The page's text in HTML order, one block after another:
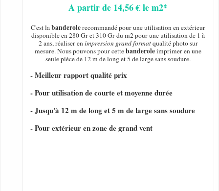
A partir de 14,56 € le m2*
C'est labanderolerecommandé pour une utilisation en extérieur
disponible en 280 Gr et 310 Gr du m2 pour une utilisation de 1 à
2 ans, réaliser enimpression grand formatqualité photo sur
mesure. Nous pouvons pour cettebanderoleimprimer en une
seule pièce de 12 m de long et 5 de large sans soudure.
- Meilleur rapport qualité prix
- Pour utilisation de courte et moyenne durée
- Jusqu'à 12 m de long et 5 m de large sans soudure
- Pour extérieur en zone de grand vent